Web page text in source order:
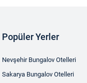
Popüler Yerler
Nevşehir Bungalov Otelleri
Sakarya Bungalov Otelleri